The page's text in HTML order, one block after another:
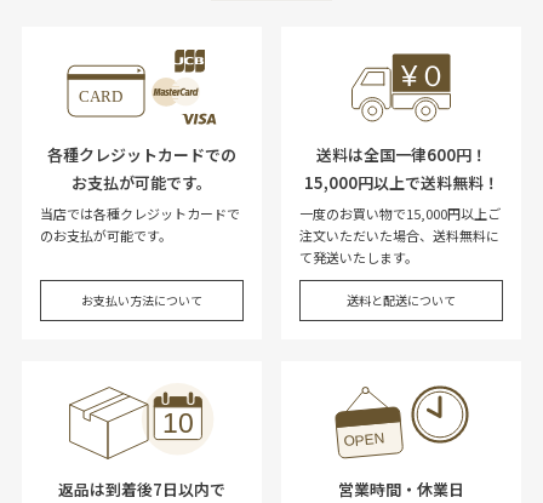
各種クレジットカードでの
お支払が可能です。
当店では各種クレジットカードで
のお支払が可能です。
お支払い方法について
送料は全国一律600円！
15,000円以上で送料無料！
一度のお買い物で15,000円以上ご
注文いただいた場合、送料無料に
て発送いたします。
送料と配送について
返品は到着後7日以内で
営業時間・休業日